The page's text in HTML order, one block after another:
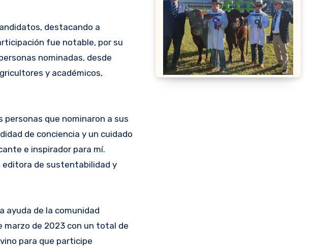
destacando a
fue notable, por su
nominadas, desde
y académicos,
personas que nominaron a sus
de conciencia y un cuidado
e inspirador para mí.
editora de sustentabilidad y
ayuda de la comunidad
marzo de 2023 con un total de
para que participe